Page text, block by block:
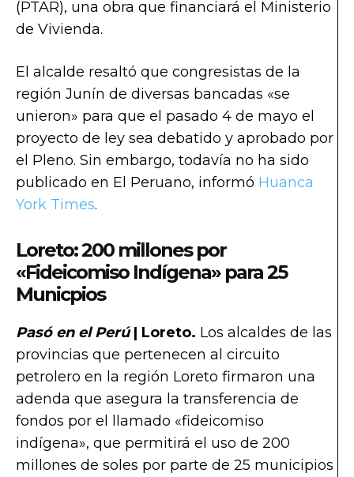
(PTAR), una obra que financiará el Ministerio
de Vivienda.
El alcalde resaltó que congresistas de la
región Junín de diversas bancadas «se
unieron» para que el pasado 4 de mayo el
proyecto de ley sea debatido y aprobado por
el Pleno. Sin embargo, todavía no ha sido
publicado en El Peruano, informó Huanca
York Times.
Loreto: 200 millones por
«Fideicomiso Indígena» para 25
Municpios
Pasó en el Perú| Loreto. Los alcaldes de las
provincias que pertenecen al circuito
petrolero en la región Loreto firmaron una
adenda que asegura la transferencia de
fondos por el llamado «fideicomiso
indígena», que permitirá el uso de 200
millones de soles por parte de 25 municipios